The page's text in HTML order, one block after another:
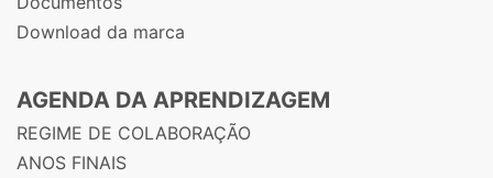
Download da marca
AGENDA DA APRENDIZAGEM
REGIME DE COLABORAÇÃO
ANOS FINAIS